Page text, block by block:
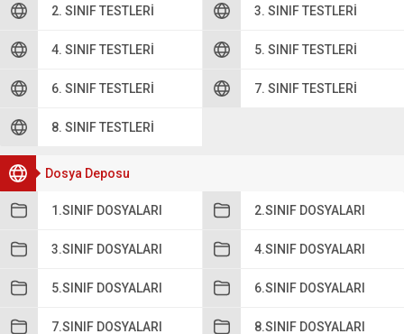
2. SINIF TESTLERI 3. SINIF TESTLERI
4. SINIF TESTLERI 5. SINIF TESTLERI
6. SINIF TESTLERI 7. SINIF TESTLERI
8. SINIF TESTLERI
Dosya Deposu
1.SINIF DOSYALARI 2.SINIF DOSYALARI
3.SINIF DOSYALARI 4.SINIF DOSYALARI
5.SINIF DOSYALARI 6.SINIF DOSYALARI
7.SINIF DOSYALARI 8.SINIF DOSYALARI